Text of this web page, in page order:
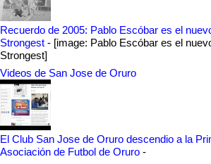
Recuerdo de 2005: Pablo Escóbar es el
Strongest - [image: Pablo Escóbar es el
Strongest]
Videos de San Jose de Oruro
El Club San Jose de Oruro descendio a la
Asociación de Futbol de Oruro -